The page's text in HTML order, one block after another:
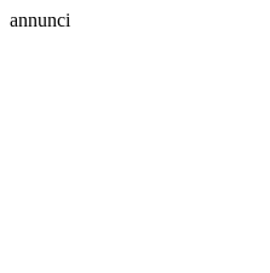
annunci